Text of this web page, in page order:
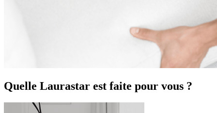
Quelle Laurastar est faite pour vous ?